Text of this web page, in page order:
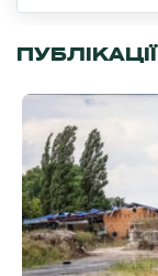
ПУБЛІКАЦІЇ